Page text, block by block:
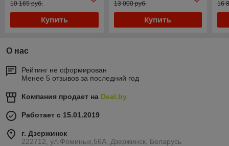
10 165 руб.
Купить
13 000 руб.
Купить
16
О нас
Рейтинг не сформирован
Менее 5 отзывов за последний год
Компания продает на Deal.by
Работает с 15.01.2019
г. Дзержинск
222712, ул.Фоминых,56А, Дзержинск, Беларусь